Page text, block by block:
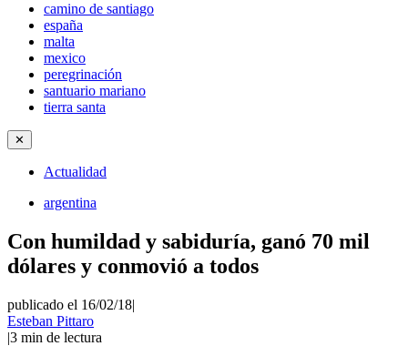
camino de santiago
españa
malta
mexico
peregrinación
santuario mariano
tierra santa
✕
Actualidad
argentina
Con humildad y sabiduría, ganó 70 mil
dólares y conmovió a todos
publicado el 16/02/18|
Esteban Pittaro
|3 min de lectura